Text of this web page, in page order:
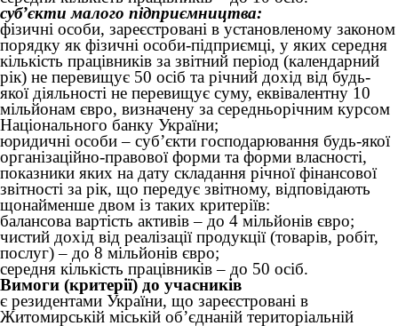
суб’єкти малого підприємництва:
фізичні особи, зареєстровані в установленому законом
порядку як фізичні особи-підприємці, у яких середня
кількість працівників за звітний період (календарний
рік) не перевищує 50 осіб та річний дохід від будь-
якої діяльності не перевищує суму, еквівалентну 10
мільйонам євро, визначену за середньорічним курсом
Національного банку України;
юридичні особи – суб’єкти господарювання будь-якої
організаційно-правової форми та форми власності,
показники яких на дату складання річної фінансової
звітності за рік, що передує звітному, відповідають
щонайменше двом із таких критеріїв:
балансова вартість активів – до 4 мільйонів євро;
чистий дохід від реалізації продукції (товарів, робіт,
послуг) – до 8 мільйонів євро;
середня кількість працівників – до 50 осіб.
Вимоги (критерії) до учасників
є резидентами України, що зареєстровані в
Житомирській міській об’єднаній територіальній